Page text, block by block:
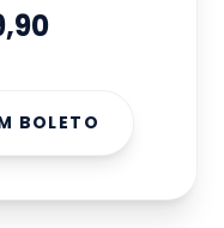
BOLETO